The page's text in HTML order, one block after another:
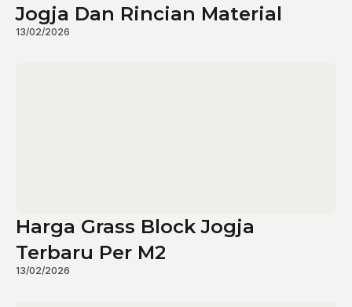
Jogja Dan Rincian Material
13/02/2026
Harga Grass Block Jogja
Terbaru Per M2
13/02/2026